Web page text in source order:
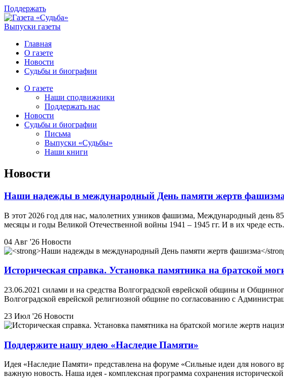
Поддержать
Выпуски газеты
Главная
О газете
Новости
Судьбы и биографии
О газете
Наши сподвижники
Поддержать нас
Новости
Судьбы и биографии
Письма
Выпуски «Судьбы»
Наши книги
Новости
Наши надежды в международный День памяти жертв
В этот 2026 год для нас, малолетних узников фашизма, Международный день
месяцы и годы Великой Отечественной войны 1941 – 1945 гг. И в их чреде
04 Авг '26 Новости
Историческая справка. Установка памятника на братской
23.06.2021 силами и на средства Волгоградской еврейской общины и
Волгоградской еврейской религиозной общине по согласованию с
23 Июл '26 Новости
Поддержите нашу идею «Наследие Памяти»
Идея «Наследие Памяти» представлена на форуме «Сильные идеи для нового
важную новость. Наша идея - комплексная программа сохранения